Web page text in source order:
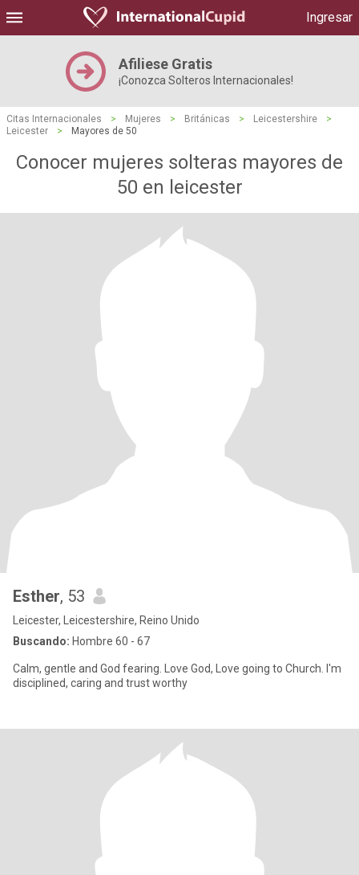
Ingresar
Afiliese Gratis
¡Conozca Solteros Internacionales!
Citas Internacionales > Mujeres > Británicas > Leicestershire
>
Leicester
> Mayores de 50
Conocer mujeres solteras mayores de
50 en leicester
Esther, 53
Leicester, Leicestershire, Reino Unido
Buscando: Hombre 60 - 67
Calm, gentle and God fearing. Love God, Love going to Church. I'm
disciplined, caring and trust worthy